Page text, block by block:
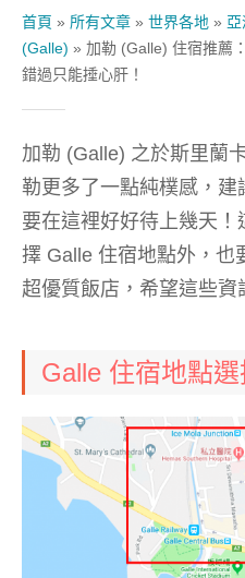
首頁 » 所有文章 » 世界各地 » 亞
(Galle) » 加勒 (Galle) 住宿推薦
錯過只能捶心肝！
加勒 (Galle) 之於斯里蘭
勒更多了一點純樸感，
要在這裡好好待上幾天
擇 Galle 住宿地點外，也
超優質飯店，希望這些資
Galle 住宿地點選